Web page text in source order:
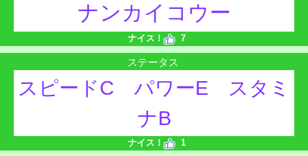
ナンカイコウー
ナイス！ 7
ステータス
スピードC パワーE スタミ
ナB
ナイス！ 1